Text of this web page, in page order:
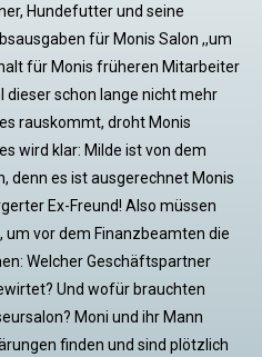
Hundefutter und seine
für Monis Salon ,,um
für Monis früheren Mitarbeiter
schon lange nicht mehr
rauskommt, droht Monis
wird klar: Milde ist von dem
denn es ist ausgerechnet Monis
Ex-Freund! Also müssen
um vor dem Finanzbeamten die
Welcher Geschäftspartner
Und wofür brauchten
Moni und ihr Mann
finden und sind plötzlich